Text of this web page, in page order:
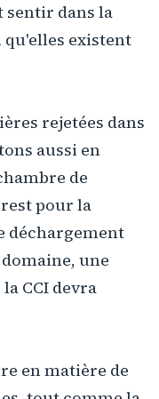
sentir dans la
qu'elles existent
rejetées dans
aussi en
de
pour la
déchargement
une
CCI devra
en matière de